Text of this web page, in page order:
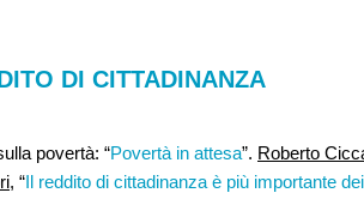
DI CITTADINANZA
povertà: “Povertà in attesa”. Roberto
, “Il reddito di cittadinanza è più importante